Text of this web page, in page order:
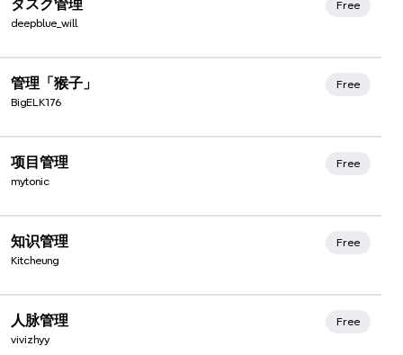
タスク管理
deepblue_will
Free
Xmind Favorites
管理「猴子」
BigELK176
Free
Xmind Favorites
项目管理
mytonic
Free
Xmind Favorites
知识管理
Kitcheung
Free
Xmind Favorites
人脉管理
vivizhyy
Free